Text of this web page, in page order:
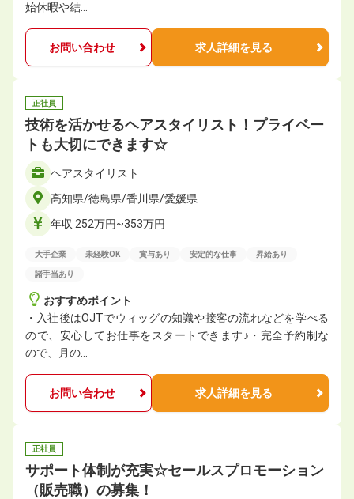
始休暇や結…
お問い合わせ 求人詳細を見る
正社員
技術を活かせるヘアスタイリスト！プライベー
トも大切にできます☆
ヘアスタイリスト
高知県/徳島県/香川県/愛媛県
年収 252万円~353万円
大手企業 未経験OK 賞与あり 安定的な仕事 昇給あり
諸手当あり
おすすめポイント
・入社後はOJTでウィッグの知識や接客の流れなどを学べる
ので、安心してお仕事をスタートできます♪・完全予約制な
ので、月の…
お問い合わせ 求人詳細を見る
正社員
サポート体制が充実☆セールスプロモーション
（販売職）の募集！